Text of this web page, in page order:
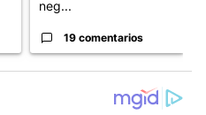
neg...
19 comentarios